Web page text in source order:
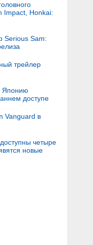
Impact, Honkai:
Serious Sam:
трейлер
Японию
доступе
Vanguard в
четыре
новые